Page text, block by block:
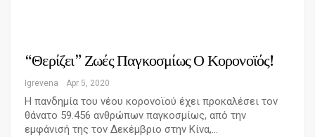
“Θερίζει” Ζωές Παγκοσμίως Ο Κορονοϊός!
Igrevena Apr 5, 2020
Η πανδημία του νέου κορονοϊού έχει προκαλέσει τον
θάνατο 59.456 ανθρώπων παγκοσμίως, από την
εμφάνισή της τον Δεκέμβριο στην Κίνα,…